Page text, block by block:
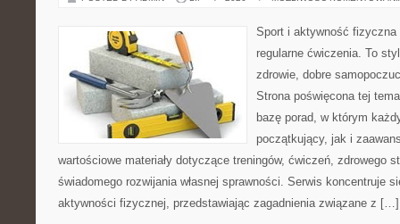
Sport i aktywność
regularne ćwiczenia. To
zdrowie, dobre
Strona poświęcona tej
bazę porad, w którym
początkujący, jak i
wartościowe materiały dotyczące treningów, ćwiczeń, zdrowego
świadomego rozwijania własnej sprawności. Serwis koncentruje
aktywności fizycznej, przedstawiając zagadnienia związane z […]